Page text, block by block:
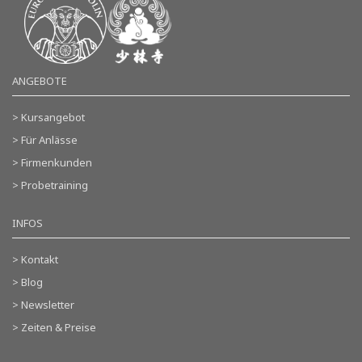
ANGEBOTE
> Kursangebot
> Für Anlässe
> Firmenkunden
> Probetraining
INFOS
> Kontakt
> Blog
> Newsletter
> Zeiten & Preise